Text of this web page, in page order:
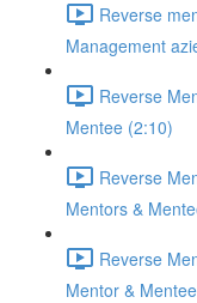
Reverse
Management
Reverse
Mentee (2:10)
Reverse
Mentors &
Reverse
Mentor &